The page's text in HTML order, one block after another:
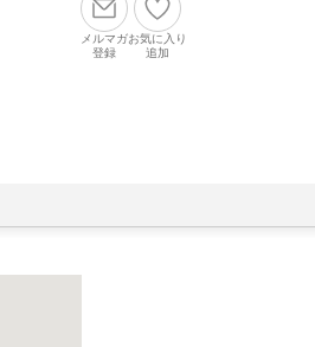
メルマガ
登録
お気に入り
追加